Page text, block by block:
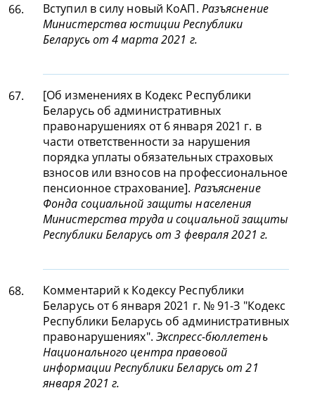
66. Вступил в силу новый КоАП. Разъяснение
Министерства юстиции Республики
Беларусь от 4 марта 2021 г.
67.
[Об изменениях в Кодекс Республики
Беларусь об административных
правонарушениях от 6 января 2021 г. в
части ответственности за нарушения
порядка уплаты обязательных страховых
взносов или взносов на профессиональное
пенсионное страхование]. Разъяснение
Фонда социальной защиты населения
Министерства труда и социальной защиты
Республики Беларусь от 3 февраля 2021 г.
68.
Комментарий к Кодексу Республики
Беларусь от 6 января 2021 г. № 91-З "Кодекс
Республики Беларусь об административных
правонарушениях". Экспресс-бюллетень
Национального центра правовой
информации Республики Беларусь от 21
января 2021 г.